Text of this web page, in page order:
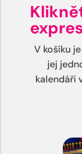
V košíku
jej
kalendáři